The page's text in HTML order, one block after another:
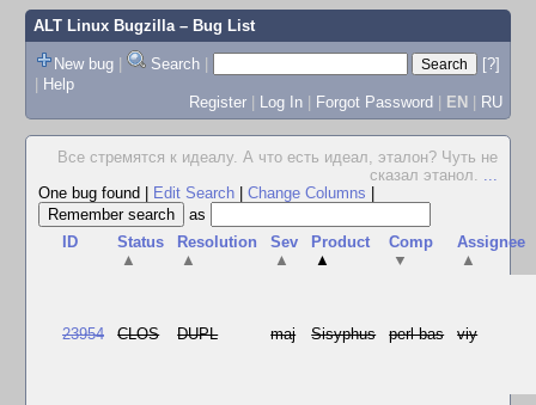
ALT Linux Bugzilla– Bug List
New bug | Search |
[?]
| Help
Register | Log In | Forgot Password | EN | RU
Все стремятся к идеалу. А что есть идеал, эталон? Чуть не
сказал этанол. ...
One bug found
Edit Search Change Columns
as
ID
Status
▲
Resolution
▲
Sev
▲
Product
▲
Comp
▼
Assignee
▲
23954 CLOS DUPL maj Sisyphus perl-bas viy